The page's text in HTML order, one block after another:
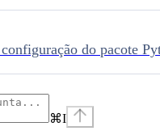
do pacote
⌘I